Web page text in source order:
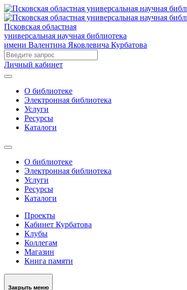
Псковская областная
универсальная научная библиотека
имени Валентина Яковлевича Курбатова
Личный кабинет
О библиотеке
Электронная библиотека
Услуги
Ресурсы
Каталоги
О библиотеке
Электронная библиотека
Услуги
Ресурсы
Каталоги
Проекты
Кабинет Курбатова
Клубы
Коллегам
Магазин
Книга памяти
Закрыть меню